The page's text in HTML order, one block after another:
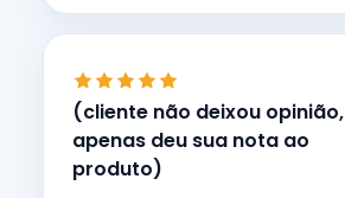
(cliente não deixou opinião,
apenas deu sua nota ao
produto)